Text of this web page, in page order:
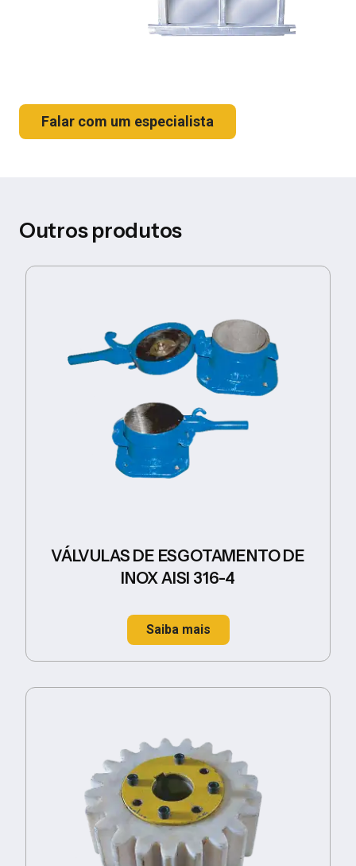
Falar com um especialista
Outros produtos
VÁLVULAS DE ESGOTAMENTO DE
INOX AISI 316-4
Saiba mais